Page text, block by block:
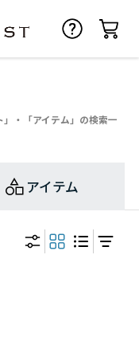
・「アイテム」の検索一
アイテム